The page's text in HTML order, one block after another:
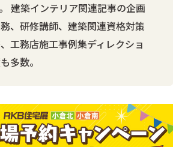
建築インテリア関連記事の企画
、研修講師、建築関連資格対策
工務店施工事例集ディレクショ
多数。